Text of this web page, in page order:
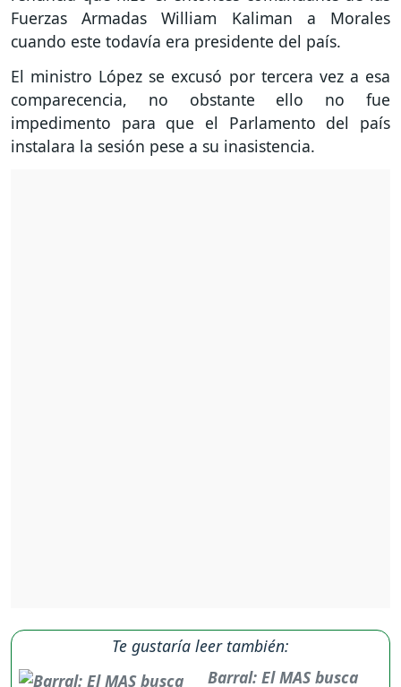
Fuerzas Armadas William Kaliman a Morales
cuando este todavía era presidente del país.
El ministro López se excusó por tercera vez a esa
comparecencia, no obstante ello no fue
impedimento para que el Parlamento del país
instalara la sesión pese a su inasistencia.
Te gustaría leer también:
Barral: El MAS busca